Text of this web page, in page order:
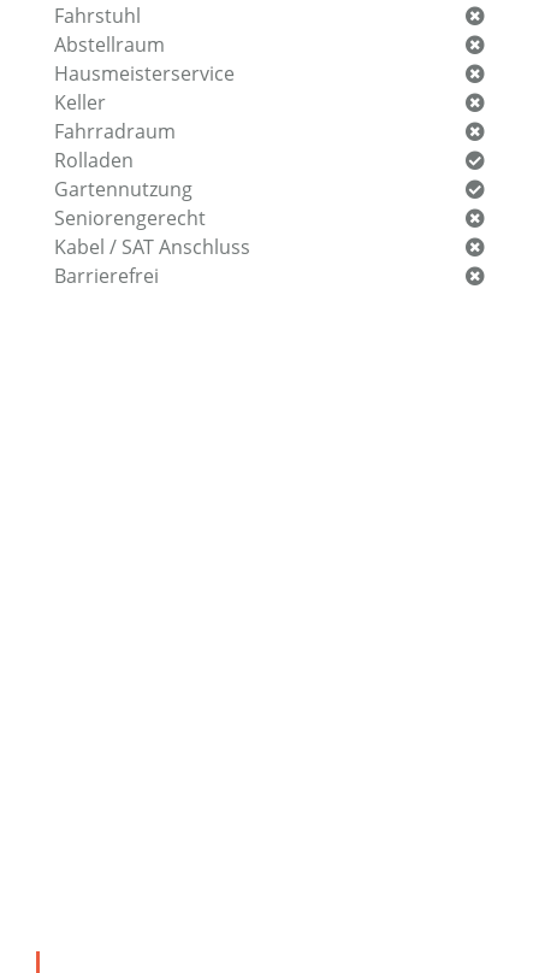
Fahrstuhl
Abstellraum
Hausmeisterservice
Keller
Fahrradraum
Rolladen
Gartennutzung
Seniorengerecht
Kabel / SAT Anschluss
Barrierefrei